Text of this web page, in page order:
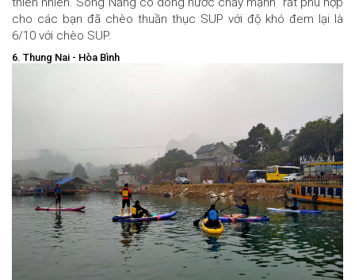
cho các bạn đã chèo thuần thục SUP với độ khó đem lại là
6/10 với chèo SUP.
6. Thung Nai - Hòa Bình